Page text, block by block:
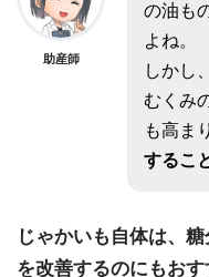
助産師
の油も
よね。
しかし
むくみ
も高ま
するこ
じゃかいも自体は、
を改善するのにもお